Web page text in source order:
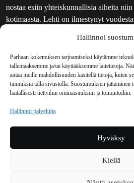
Hallinnoi
Parhaan kokemuksen tarjoamiseksi käytämme
tallentaaksemme ja/tai käyttääksemme laitetietoja.
antaa meille mahdollisuuden käsitellä tietoja, kuten
tunnuksia tällä sivustolla. Suostumuksen jättäminen
haitallisesti tiettyihin ominaisuuksiin ja toimintoihin.
Hallinnoi palveluita
Hyväksy
Kiellä
nostaa esiin yhteiskunnallisia aiheita
kotimaasta. Lehti on ilmestynyt
UUTISKIRJE
MAINOSTAJILLE
VASTAMAINOKSET
JAKELUPAIKAT
REKISTERISELOSTE
TILAUKSEN PERUUTUSPYYNTÖ
TILAUSOHJEET JA -EHDOT